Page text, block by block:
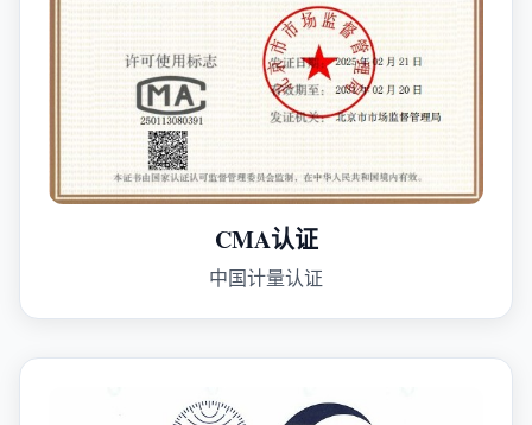
CMA认证
中国计量认证